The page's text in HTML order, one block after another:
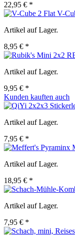
22,95 € *
V-
Artikel auf Lager.
8,95 € *
Artikel auf Lager.
9,95 € *
Kunden kauften auch
Artikel auf Lager.
7,95 € *
Artikel auf Lager.
18,95 € *
Artikel auf Lager.
7,95 € *